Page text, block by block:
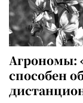
Агрономы:
способен